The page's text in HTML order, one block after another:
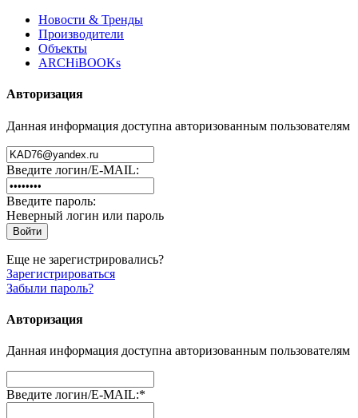
Новости & Тренды
Производители
Объекты
ARCHiBOOKs
Авторизация
Данная информация доступна авторизованным пользователям
Введите логин/E-MAIL:
Введите пароль:
Неверный логин или пароль
Еще не зарегистрировались?
Зарегистрироваться
Забыли пароль?
Авторизация
Данная информация доступна авторизованным пользователям
Введите логин/E-MAIL:*